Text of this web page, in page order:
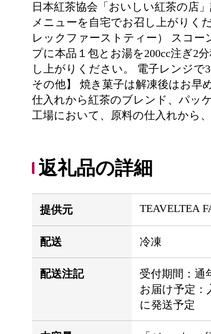
日本紅茶協会「おいしい紅茶の店
メニューを自宅でお召し上がりく
レックファーストティー） スコー
プに本品１包とお湯を200cc注ぎ2
し上がりください。 電子レンジで
その他】 焼き菓子は解凍後はお早
仕入れから紅茶のブレンド、パッ
工場において、原料の仕入れから
返礼品の詳細
提供元 TEAVELTEA
配送 冷凍
配送注記
受付期間：通
お届け予定：
に発送予定